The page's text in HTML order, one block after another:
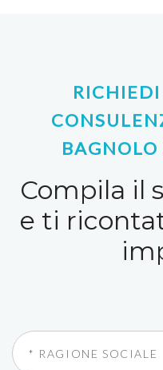
Compila il
e ti